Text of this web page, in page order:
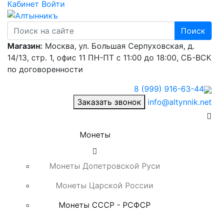
Кабинет Войти
Поиск
Магазин: Москва, ул. Большая Серпуховская, д.
14/13, стр. 1, офис 11 ПН-ПТ с 11:00 до 18:00, СБ-ВСК
по договоренности
8 (999) 916-63-44
Заказать звонок
info@altynnik.net
Монеты
Монеты Допетровской Руси
Монеты Царской России
Монеты СССР - РСФСР